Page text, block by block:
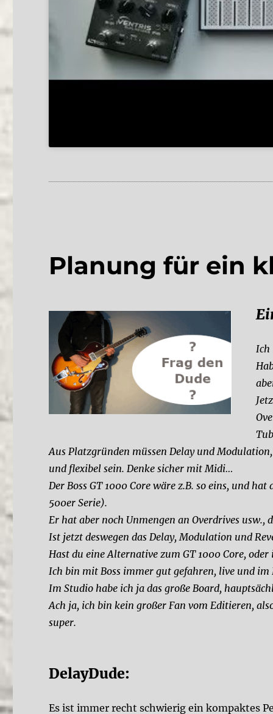
Planung für ein
Ich
Aus Platzgründen müssen Delay und
und flexibel sein. Denke sicher mit Midi…
Der Boss GT 1000 Core wäre z.B. so eins, und
500er Serie).
Er hat aber noch Unmengen an Overdrives usw.,
Ist jetzt deswegen das Delay, Modulation und
Hast du eine Alternative zum GT 1000 Core, oder
Ich bin mit Boss immer gut gefahren, live und
Im Studio habe ich ja das große Board,
Ach ja, ich bin kein großer Fan vom Editieren,
super.
DelayDude:
Es ist immer recht schwierig ein kompaktes